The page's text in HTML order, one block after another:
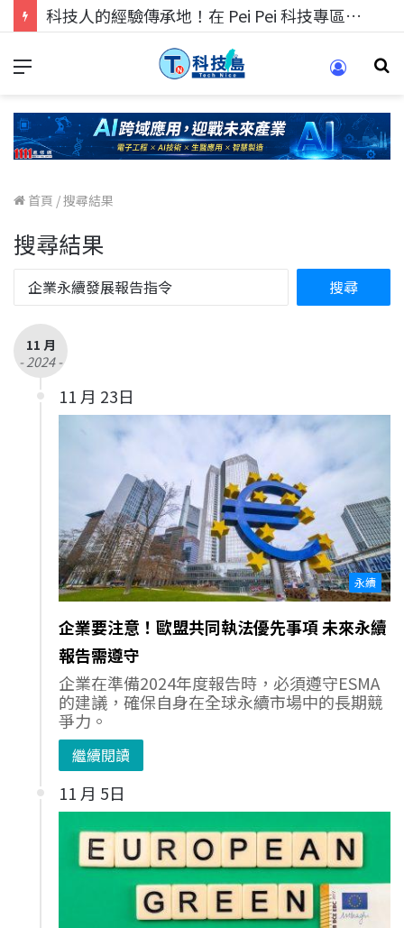
科技人的經驗傳承地！在 Pei Pei 科技專區，與學弟妹交流最硬核的技術
首頁 /搜尋結果
搜尋結果
11 月
- 2024 -
11 月 23日
永續
企業要注意！歐盟共同執法優先事項 未來永續
報告需遵守
企業在準備2024年度報告時，必須遵守ESMA
的建議，確保自身在全球永續市場中的長期競
爭力。
繼續閱讀
11 月 5日